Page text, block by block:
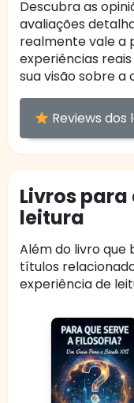
Descubra as
avaliações
realmente vale a
experiências
sua visão sobre a
Reviews dos
Livros
leitura
Além do livro que
títulos
experiência de